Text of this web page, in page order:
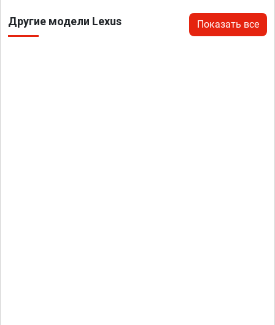
Другие модели Lexus Показать все